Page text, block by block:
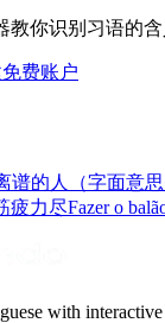
教你识别习语的
费账户
谱的人（字面意
疲力尽Fazer o
with